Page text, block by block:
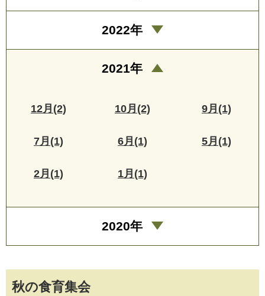
秋の食育集会
2022年
2021年
12月(2) 10月(2) 9月(1)
7月(1) 6月(1) 5月(1)
2月(1) 1月(1)
2020年